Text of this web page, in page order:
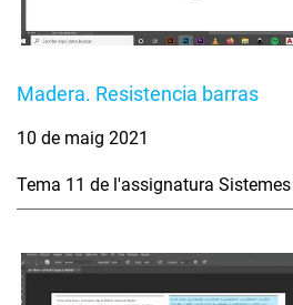
Madera. Resistencia barras
10 de maig 2021
Tema 11 de l'assignatura